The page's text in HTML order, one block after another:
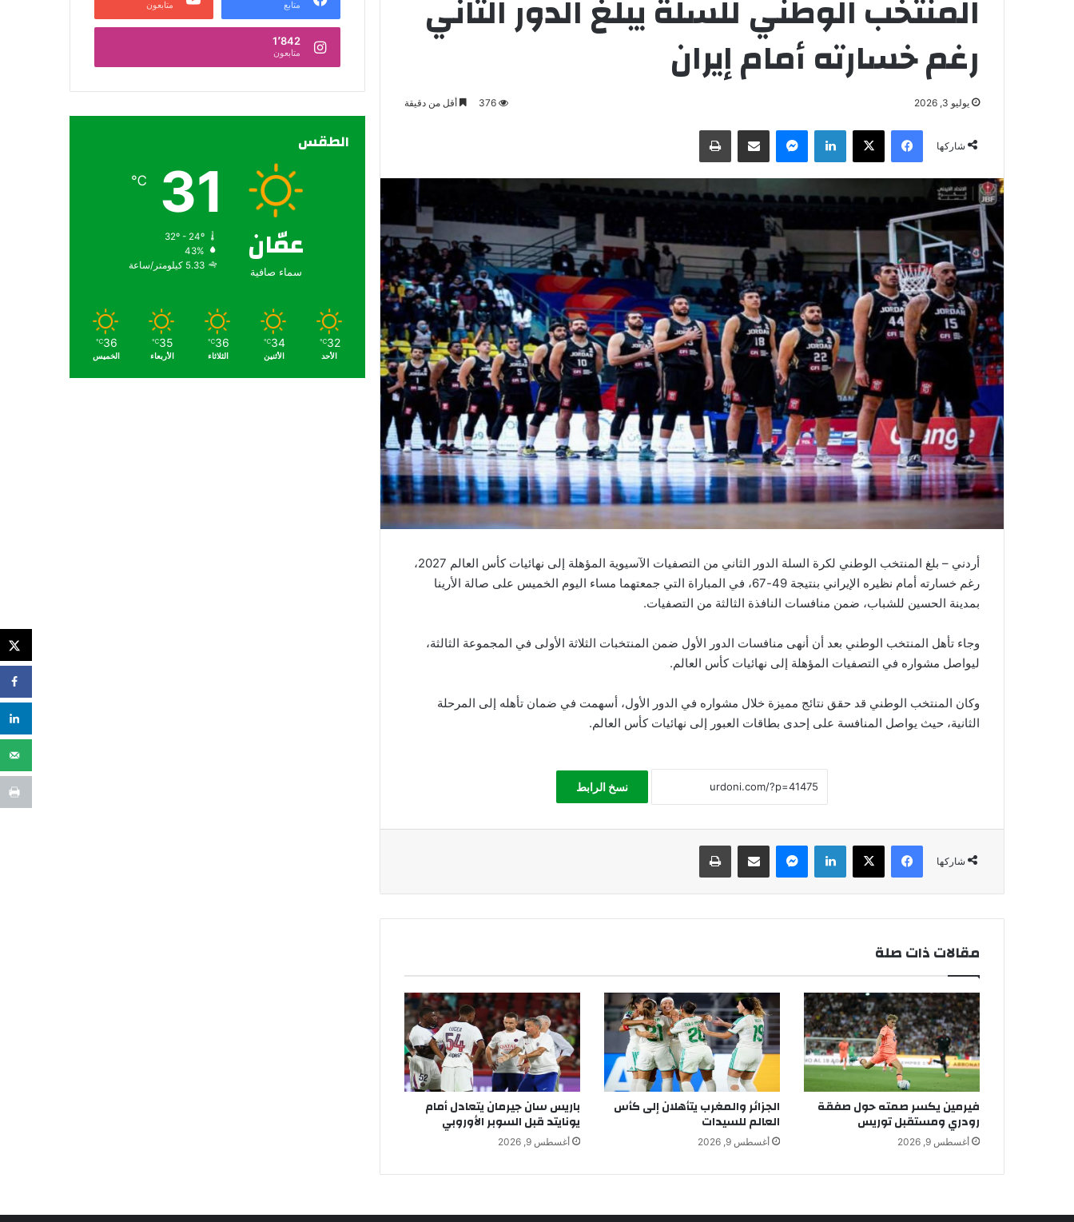
المنتخب الوطني للسلة يبلغ الدور الثاني
رغم خسارته أمام إيران
يوليو 3, 2026 376 أقل من دقيقة
شاركها
فيسبوك لينكدإن
أردني – بلغ المنتخب الوطني لكرة السلة الدور الثاني من التصفيات الآسيوية المؤهلة إلى نهائيات كأس العالم 2027،
رغم خسارته أمام نظيره الإيراني بنتيجة 49-67، في المباراة التي جمعتهما مساء اليوم الخميس على صالة الأرينا
بمدينة الحسين للشباب، ضمن منافسات النافذة الثالثة من التصفيات.
وجاء تأهل المنتخب الوطني بعد أن أنهى منافسات الدور الأول ضمن المنتخبات الثلاثة الأولى في المجموعة الثالثة،
ليواصل مشواره في التصفيات المؤهلة إلى نهائيات كأس العالم.
وكان المنتخب الوطني قد حقق نتائج مميزة خلال مشواره في الدور الأول، أسهمت في ضمان تأهله إلى المرحلة
الثانية، حيث يواصل المنافسة على إحدى بطاقات العبور إلى نهائيات كأس العالم.
نسخ الرابط
شاركها
فيسبوك لينكدإن
مقالات ذات صلة
فيرمين يكسر صمته حول صفقة
رودري ومستقبل توريس
أغسطس 9, 2026
الجزائر والمغرب يتأهلان إلى كأس
العالم للسيدات
أغسطس 9, 2026
باريس سان جيرمان يتعادل أمام
يونايتد قبل السوبر الأوروبي
أغسطس 9, 2026
متابع متابعون
1٬842
متابعون
الطقس
عمّان
سماء صافية
31
℃
32º - 24º
43%
5.33 كيلومتر/ساعة
32
℃
الأحد
34
℃
الأثنين
36
℃
الثلاثاء
35
℃
الأربعاء
36
℃
الخميس